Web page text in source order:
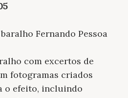
Fernando Pessoa
com excertos de
fotogramas criados
o efeito, incluindo